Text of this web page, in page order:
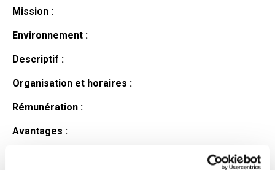
Mission :
Environnement :
Descriptif :
Organisation et horaires :
Rémunération :
Avantages :